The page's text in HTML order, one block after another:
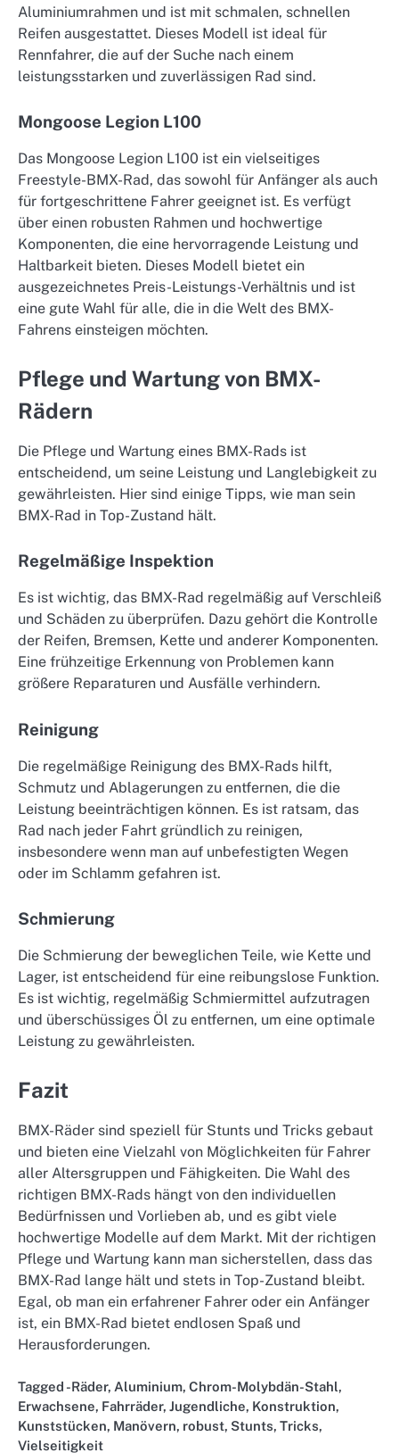
Aluminiumrahmen und ist mit schmalen, schnellen
Reifen ausgestattet. Dieses Modell ist ideal für
Rennfahrer, die auf der Suche nach einem
leistungsstarken und zuverlässigen Rad sind.
Mongoose Legion L100
Das Mongoose Legion L100 ist ein vielseitiges
Freestyle-BMX-Rad, das sowohl für Anfänger als auch
für fortgeschrittene Fahrer geeignet ist. Es verfügt
über einen robusten Rahmen und hochwertige
Komponenten, die eine hervorragende Leistung und
Haltbarkeit bieten. Dieses Modell bietet ein
ausgezeichnetes Preis-Leistungs-Verhältnis und ist
eine gute Wahl für alle, die in die Welt des BMX-
Fahrens einsteigen möchten.
Pflege und Wartung von BMX-
Rädern
Die Pflege und Wartung eines BMX-Rads ist
entscheidend, um seine Leistung und Langlebigkeit zu
gewährleisten. Hier sind einige Tipps, wie man sein
BMX-Rad in Top-Zustand hält.
Regelmäßige Inspektion
Es ist wichtig, das BMX-Rad regelmäßig auf Verschleiß
und Schäden zu überprüfen. Dazu gehört die Kontrolle
der Reifen, Bremsen, Kette und anderer Komponenten.
Eine frühzeitige Erkennung von Problemen kann
größere Reparaturen und Ausfälle verhindern.
Reinigung
Die regelmäßige Reinigung des BMX-Rads hilft,
Schmutz und Ablagerungen zu entfernen, die die
Leistung beeinträchtigen können. Es ist ratsam, das
Rad nach jeder Fahrt gründlich zu reinigen,
insbesondere wenn man auf unbefestigten Wegen
oder im Schlamm gefahren ist.
Schmierung
Die Schmierung der beweglichen Teile, wie Kette und
Lager, ist entscheidend für eine reibungslose Funktion.
Es ist wichtig, regelmäßig Schmiermittel aufzutragen
und überschüssiges Öl zu entfernen, um eine optimale
Leistung zu gewährleisten.
Fazit
BMX-Räder sind speziell für Stunts und Tricks gebaut
und bieten eine Vielzahl von Möglichkeiten für Fahrer
aller Altersgruppen und Fähigkeiten. Die Wahl des
richtigen BMX-Rads hängt von den individuellen
Bedürfnissen und Vorlieben ab, und es gibt viele
hochwertige Modelle auf dem Markt. Mit der richtigen
Pflege und Wartung kann man sicherstellen, dass das
BMX-Rad lange hält und stets in Top-Zustand bleibt.
Egal, ob man ein erfahrener Fahrer oder ein Anfänger
ist, ein BMX-Rad bietet endlosen Spaß und
Herausforderungen.
Tagged -Räder, Aluminium, Chrom-Molybdän-Stahl,
Erwachsene, Fahrräder, Jugendliche, Konstruktion,
Kunststücken, Manövern, robust, Stunts, Tricks,
Vielseitigkeit